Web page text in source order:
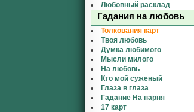
Любовный расклад
Гадания на любовь
Толкования карт
Твоя любовь
Думка любимого
Мысли милого
На любовь
Кто мой суженый
Глаза в глаза
Гадание На парня
17 карт